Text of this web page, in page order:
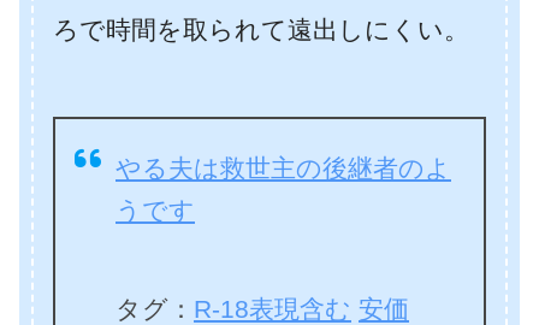
ろで時間を取られて遠出しにくい。
やる夫は救世主の後継者のよ
うです
タグ： R-18表現含む 安価